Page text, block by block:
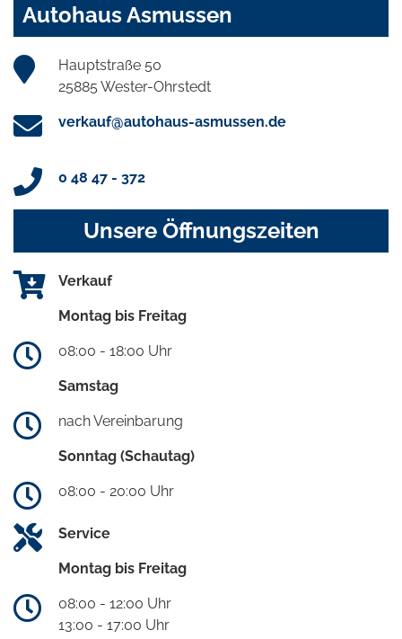
Autohaus Asmussen
Hauptstraße 50
25885 Wester-Ohrstedt
verkauf@autohaus-asmussen.de
0 48 47 - 372
Unsere Öffnungszeiten
Verkauf
Montag bis Freitag
08:00 - 18:00 Uhr
Samstag
nach Vereinbarung
Sonntag (Schautag)
08:00 - 20:00 Uhr
Service
Montag bis Freitag
08:00 - 12:00 Uhr
13:00 - 17:00 Uhr